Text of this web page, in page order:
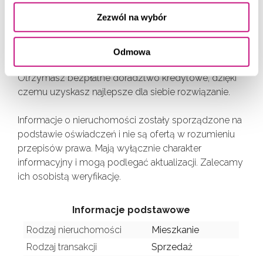
Zezwól na wybór
Odmowa
Bezpiecznie przeprowadzę Cię przez cały proces
zakupu od wyboru nieruchomości po podpisanie
Otrzymasz bezpłatne doradztwo kredytowe, dzięki
czemu uzyskasz najlepsze dla siebie rozwiązanie.
Informacje o nieruchomości zostały sporządzone na
podstawie oświadczeń i nie są ofertą w rozumieniu
przepisów prawa. Mają wyłącznie charakter
informacyjny i mogą podlegać aktualizacji. Zalecamy
ich osobistą weryfikację.
Informacje podstawowe
Rodzaj nieruchomości
Mieszkanie
Rodzaj transakcji
Sprzedaż